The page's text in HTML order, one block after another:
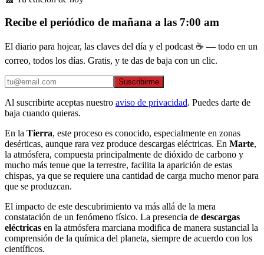
Recibe el periódico de mañana a las 7:00 am
El diario para hojear, las claves del día y el podcast ☕ — todo en un
correo, todos los días. Gratis, y te das de baja con un clic.
Suscribirme
Al suscribirte aceptas nuestro aviso de privacidad. Puedes darte de
baja cuando quieras.
En la Tierra, este proceso es conocido, especialmente en zonas
desérticas, aunque rara vez produce descargas eléctricas. En Marte,
la atmósfera, compuesta principalmente de dióxido de carbono y
mucho más tenue que la terrestre, facilita la aparición de estas
chispas, ya que se requiere una cantidad de carga mucho menor para
que se produzcan.
El impacto de este descubrimiento va más allá de la mera
constatación de un fenómeno físico. La presencia de descargas
eléctricas en la atmósfera marciana modifica de manera sustancial la
comprensión de la química del planeta, siempre de acuerdo con los
científicos.